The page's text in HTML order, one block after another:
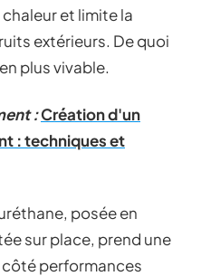
et limite la
extérieurs. De quoi
plus vivable.
:Création d'un
: techniques et
posée en
sur place, prend une
côté performances